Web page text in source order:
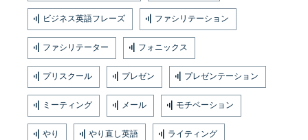
ビジネス英語フレーズ ファシリテーション
ファシリテーター フォニックス
プリスクール プレゼン プレゼンテーション
ミーティング メール モチベーション
やり やり直し英語 ライティング